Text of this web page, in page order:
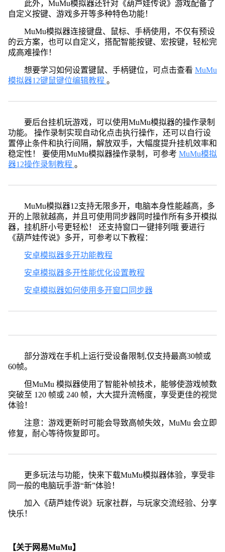
此外，MuMu模拟器还针对《葫芦娃传说》游戏配备了
自定义按键、游戏多开等多种特色功能！
MuMu模拟器连接键盘、鼠标、手柄使用，不仅有预设
的云方案，也可以自定义，搭配智能按键、宏按键，轻松完
成高难操作！
想要学习如何设置键鼠、手柄键位，可点击查看 MuMu
模拟器12键鼠键位编辑教程 。
要后台挂机玩游戏，可以使用MuMu模拟器的操作录制
功能。 操作录制实现自动化点击执行操作，还可以自行设
置停止条件和执行间隔，解放双手，大幅度提升挂机效率和
稳定性！ 要使用MuMu模拟器操作录制，可参考 MuMu模拟
器12操作录制教程 。
MuMu模拟器12支持无限多开，电脑本身性能越高，多
开的上限就越高，并且可使用同步器同时操作所有多开模拟
器，挂机肝小号更轻松！ 还支持窗口一键排列哦 要进行
《葫芦娃传说》多开，可参考以下教程：
安卓模拟器多开功能教程
安卓模拟器多开性能优化设置教程
安卓模拟器如何使用多开窗口同步器
部分游戏在手机上运行受设备限制,仅支持最高30帧或
60帧。
但MuMu 模拟器使用了智能补帧技术，能够使游戏帧数
突破至 120 帧或 240 帧，大大提升流畅度，享受更佳的视觉
体验！
注意：游戏更新时可能会导致高帧失效，MuMu 会立即
修复，耐心等待恢复即可。
更多玩法与功能，快来下载MuMu模拟器体验，享受非
同一般的电脑玩手游“新”体验！
加入《葫芦娃传说》玩家社群，与玩家交流经验、分享
快乐！
【关于网易MuMu】